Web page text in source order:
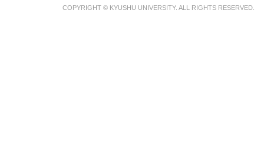
COPYRIGHT © KYUSHU UNIVERSITY. ALL RIGHTS RESERVED.